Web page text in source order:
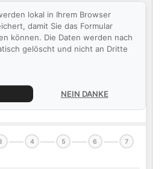
lokal in Ihrem Browser
damit Sie das Formular
können. Die Daten werden nach
gelöscht und nicht an Dritte
NEIN DANKE
4 5 6 7